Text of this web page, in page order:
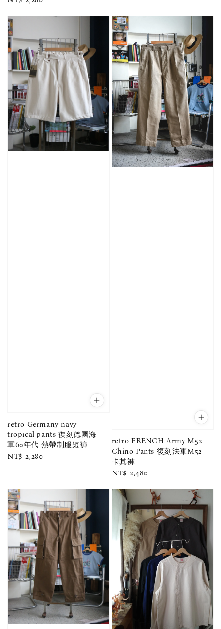
retro Germany navy
tropical pants 復刻德國海
軍60年代 熱帶制服短褲
Regular
NT$ 2,280
retro FRENCH Army M52
Chino Pants 復刻法軍M52
卡其褲
Regular
NT$ 2,480